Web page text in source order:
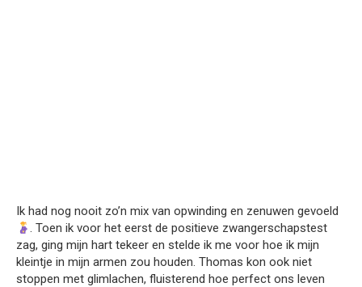
Ik had nog nooit zo’n mix van opwinding en zenuwen gevoeld
. Toen ik voor het eerst de positieve zwangerschapstest
zag, ging mijn hart tekeer en stelde ik me voor hoe ik mijn
kleintje in mijn armen zou houden. Thomas kon ook niet
stoppen met glimlachen, fluisterend hoe perfect ons leven